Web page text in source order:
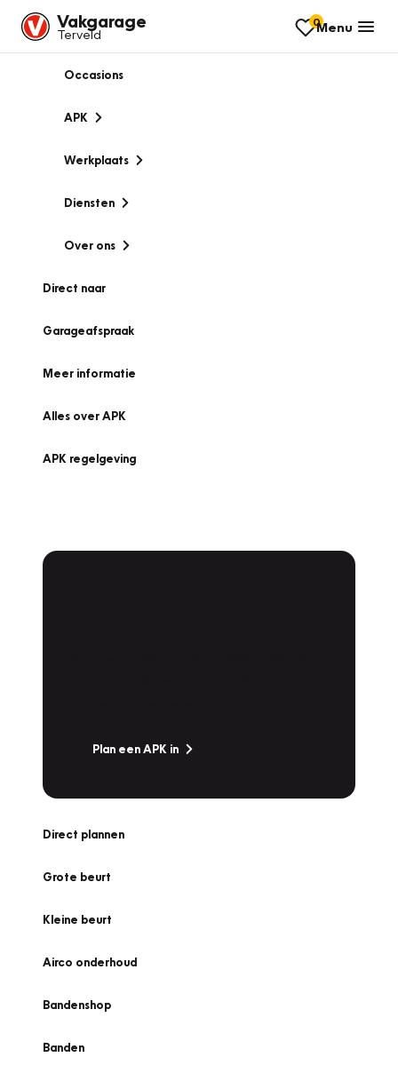
Vakgarage
Terveld
0Menu
Occasions
APK
Werkplaats
Diensten
Over ons
Direct naar
Garageafspraak
Meer informatie
Alles over APK
APK regelgeving
Plan een APK in
Direct plannen
Grote beurt
Kleine beurt
Airco onderhoud
Bandenshop
Banden